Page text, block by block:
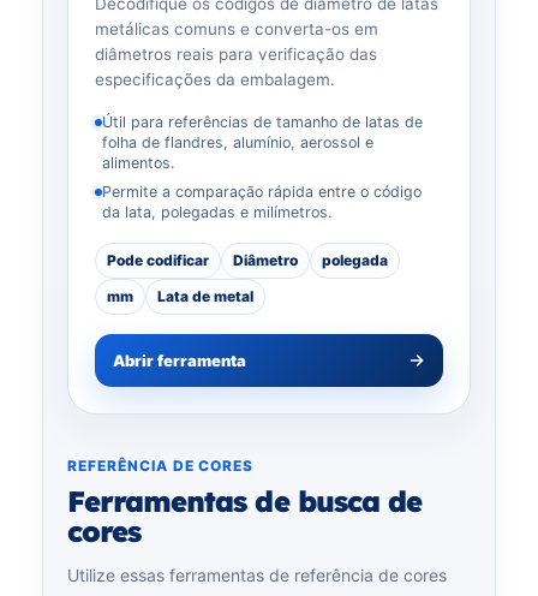
Decodifique os códigos de diâmetro de latas
metálicas comuns e converta-os em
diâmetros reais para verificação das
especificações da embalagem.
Útil para referências de tamanho de latas de
folha de flandres, alumínio, aerossol e
alimentos.
Permite a comparação rápida entre o código
da lata, polegadas e milímetros.
Pode codificar Diâmetro
polegada
mm
Lata de metal
Abrir ferramenta
REFERÊNCIA DE CORES
Ferramentas de busca de
cores
Utilize essas ferramentas de referência de cores